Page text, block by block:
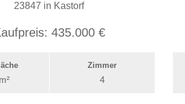
23847 in Kastorf
435.000 €
Zimmer
4